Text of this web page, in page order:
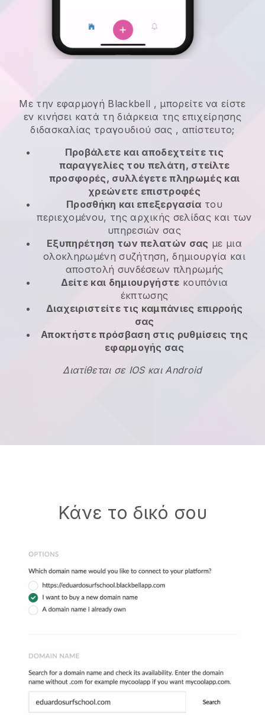
Με την εφαρμογή Blackbell , μπορείτε να είστε
εν κινήσει κατά τη διάρκεια της επιχείρησης
διδασκαλίας τραγουδιού σας , απίστευτο;
Προβάλετε και αποδεχτείτε τις
παραγγελίες του πελάτη, στείλτε
προσφορές, συλλέγετε πληρωμές και
χρεώνετε επιστροφές
Προσθήκη και επεξεργασία του
περιεχομένου, της αρχικής σελίδας και των
υπηρεσιών σας
Εξυπηρέτηση των πελατών σας με μια
ολοκληρωμένη συζήτηση, δημιουργία και
αποστολή συνδέσεων πληρωμής
Δείτε και δημιουργήστε κουπόνια
έκπτωσης
Διαχειριστείτε τις καμπάνιες επιρροής
σας
Αποκτήστε πρόσβαση στις ρυθμίσεις της
εφαρμογής σας
Διατίθεται σε IOS και Android
Κάνε το δικό σου